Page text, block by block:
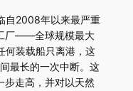
自2008年以来最严重
厂——全球规模最大
装载船只离港，这
最长的一次中断。这
步走高，并对以天然